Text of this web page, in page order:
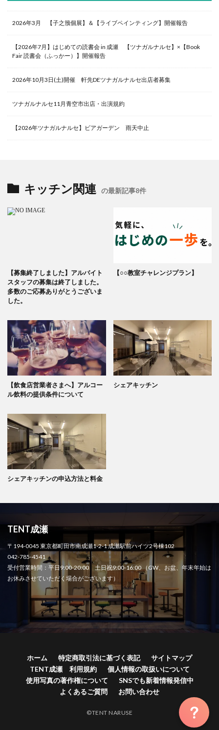
2026年3月 【子之籏個展】＆【ライブペインティング】開催報告
【2026年7月】はじめての読書会 in 成瀬 【ツナガルナルセ】×【Book
Fair 読書会（ふっかー）】開催報告
2026年10月3日(土)開催 軒先DEツナガルナルセ出店者募集
ツナガルナルセ11月青空市出店・出演規約
【2026年ツナガルナルセ】ビアガーデン 雨天中止
キッチン関連 の最新記事8件
【募集終了しました】アルバイト
スタッフの募集は終了しました。
多数のご応募ありがとうございま
した。
【○○教室チャレンジプラン】
【飲食店営業者さまへ】アルコー
ル飲料の提供条件について
シェアキッチン
シェアキッチンの申込方法と料金
TENT成瀬
〒194-0045 東京都町田市南成瀬1-2-1 成瀬駅前ハイツ2号棟102
042-785-4541
受付営業時間：平日9:00-20:00 土日祝9:00-16:00 （GW、お盆、年末年始は
お休みさせていただく場合がございます）
ホーム 特定商取引法に基づく表記
サイトマップ
TENT成瀬 利用規約
個人情報の取扱いについて
使用写真の著作権について
SNSでも新着情報発信中
よくあるご質問
お問い合わせ
©TENT NARUSE